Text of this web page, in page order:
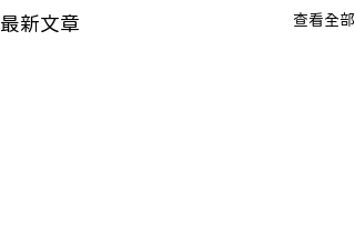
最新文章 查看全部